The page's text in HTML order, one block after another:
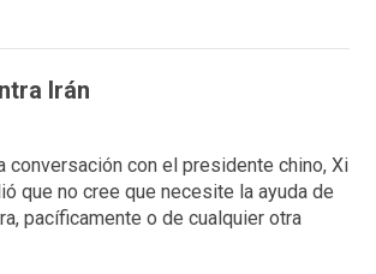
Irán
conversación con el presidente chino, Xi
que no cree que necesite la ayuda de
pacíficamente o de cualquier otra